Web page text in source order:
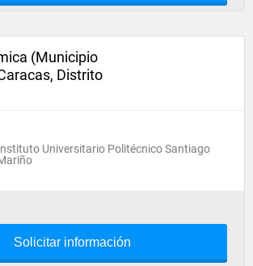
(Municipio
Distrito
Universitario Politécnico Santiago
Solicitar información